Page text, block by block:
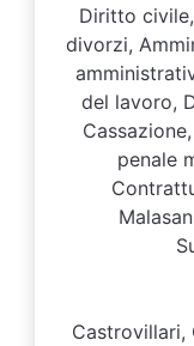
Diritto
divorzi,
del lavoro,
penale
Castrovillari,